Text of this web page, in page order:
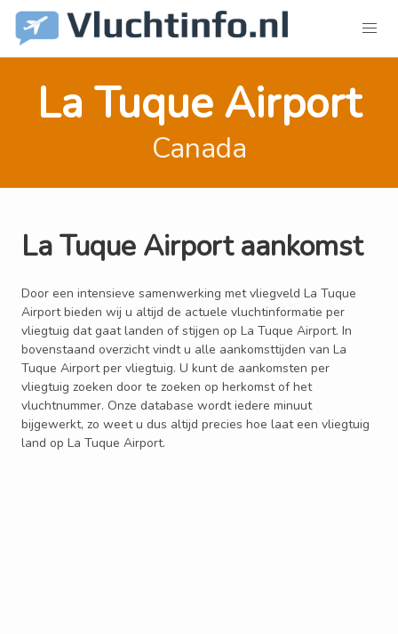
La Tuque Airport
Canada
La Tuque Airport aankomst
Door een intensieve samenwerking met vliegveld La Tuque
Airport bieden wij u altijd de actuele vluchtinformatie per
vliegtuig dat gaat landen of stijgen op La Tuque Airport. In
bovenstaand overzicht vindt u alle aankomsttijden van La
Tuque Airport per vliegtuig. U kunt de aankomsten per
vliegtuig zoeken door te zoeken op herkomst of het
vluchtnummer. Onze database wordt iedere minuut
bijgewerkt, zo weet u dus altijd precies hoe laat een vliegtuig
land op La Tuque Airport.